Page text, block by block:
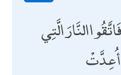
النَّارَ الَّتِي
أُعِدَّتْ